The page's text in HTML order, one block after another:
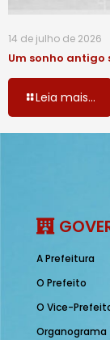
14 de julho de 2026
Um sonho
Leia mais...
A Prefeitura
O Prefeito
O Vice-
Organograma